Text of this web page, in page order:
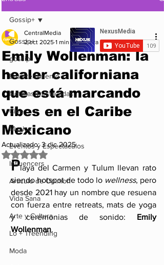
Gossip+
gossip
Entretenimiento
Noticias Destacadas
Cine
Musica
Eventos y Espectáculos
Influencers
Articulo de Opinion
Vida Sana
Arte y Cultura
Lo + Treending
Moda
Gossip+
Emily Wollenman: la
healer californiana
que está marcando
vibes en el Caribe
Mexicano
CentralMedia
2 oct 2025 1 min de lectura
Actualizado:3 dic 2025
Obtuvo NaN de 5 estrellas.
Playa del Carmen y Tulum llevan rato
siendo hotspot de todo lo wellness, pero
desde 2021 hay un nombre que resuena
con fuerza entre retreats, mats de yoga
y ceremonias de sonido: Emily
Wollenman.